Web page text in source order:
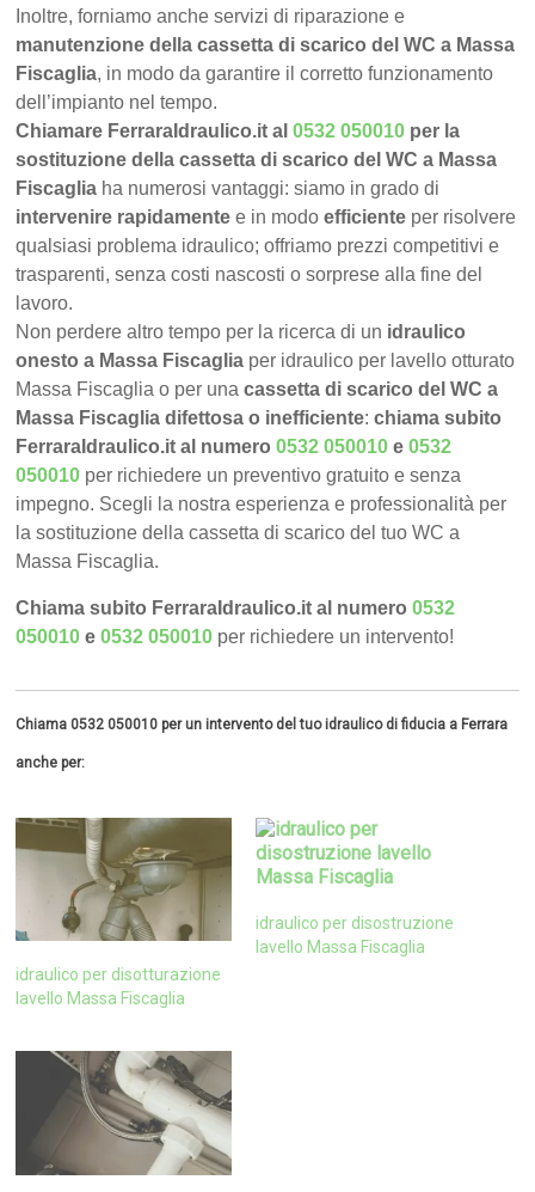
Inoltre, forniamo anche servizi di riparazione e
manutenzione della cassetta di scarico del WC a Massa
Fiscaglia, in modo da garantire il corretto funzionamento
dell’impianto nel tempo.
Chiamare FerraraIdraulico.it al0532 050010 per la
sostituzione della cassetta di scarico del WC a Massa
Fiscaglia ha numerosi vantaggi: siamo in grado di
intervenire rapidamente e in modoefficiente per risolvere
qualsiasi problema idraulico; offriamo prezzi competitivi e
trasparenti, senza costi nascosti o sorprese alla fine del
lavoro.
Non perdere altro tempo per la ricerca di un idraulico
onesto a Massa Fiscaglia per idraulico per lavello otturato
Massa Fiscaglia o per unacassetta di scarico del WC a
Massa Fiscaglia difettosa o inefficiente:chiama subito
FerraraIdraulico.it al numero0532 050010 e0532
050010 per richiedere un preventivo gratuito e senza
impegno. Scegli la nostra esperienza e professionalità per
la sostituzione della cassetta di scarico del tuo WC a
Massa Fiscaglia.
Chiama subito FerraraIdraulico.it al numero0532
050010 e0532 050010 per richiedere un intervento!
Chiama 0532 050010 per un intervento del tuo idraulico di fiducia a Ferrara
anche per:
idraulico per disotturazione
lavello Massa Fiscaglia
idraulico per disostruzione
lavello Massa Fiscaglia